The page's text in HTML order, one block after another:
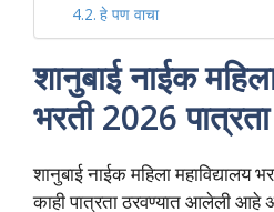
हे पण वाचा
शानुबाई नाईक
भरती 2026 पात्रता
शानुबाई नाईक महिला महाविद्यालय
काही पात्रता ठरवण्यात आलेली आहे